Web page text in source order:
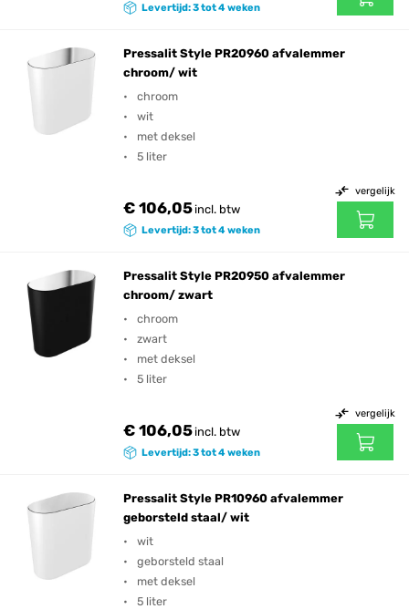
Levertijd: 3 tot 4 weken
Pressalit Style PR20960 afvalemmer
chroom/ wit
chroom
wit
met deksel
5 liter
€ 106,05incl. btw
Levertijd: 3 tot 4 weken
vergelijk
Pressalit Style PR20950 afvalemmer
chroom/ zwart
chroom
zwart
met deksel
5 liter
€ 106,05incl. btw
Levertijd: 3 tot 4 weken
vergelijk
Pressalit Style PR10960 afvalemmer
geborsteld staal/ wit
wit
geborsteld staal
met deksel
5 liter